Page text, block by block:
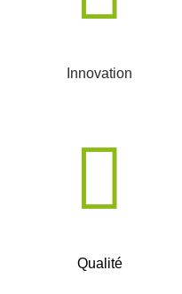
Innovation
Qualité